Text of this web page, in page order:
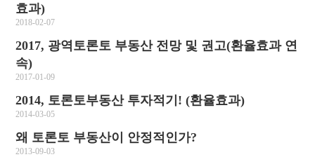
효과)
2018-02-07
2017, 광역토론토 부동산 전망 및 권고(환율효과 연
속)
2017-01-09
2014, 토론토부동산 투자적기! (환율효과)
2014-03-05
왜 토론토 부동산이 안정적인가?
2013-09-03